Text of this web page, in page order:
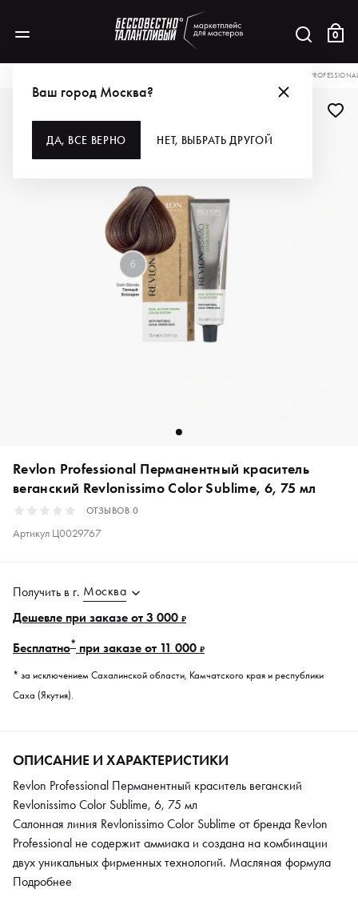
0
Ваш город Москва?
ДА, ВСЕ ВЕРНО НЕТ, ВЫБРАТЬ ДРУГОЙ
REVLON
Revlon Professional Перманентный краситель
веганский Revlonissimo Color Sublime, 6, 75 мл
ОТЗЫВОВ 0
Артикул Ц0029767
Получить в г. Москва
Дешевле при заказе от 3 000 ₽
Бесплатно* при заказе от 11 000 ₽
* за исключением Сахалинской области, Камчатского края и республики
Саха (Якутия).
ОПИСАНИЕ И ХАРАКТЕРИСТИКИ
Revlon Professional Перманентный краситель веганский
Revlonissimo Color Sublime, 6, 75 мл
Салонная линия Revlonissimo Color Sublime от бренда Revlon
Professional не содержит аммиака и создана на комбинации
двух уникальных фирменных технологий. Масляная формула
Color Enhancing Oil создает вокруг волоса тонкую пленку и
Подробнее